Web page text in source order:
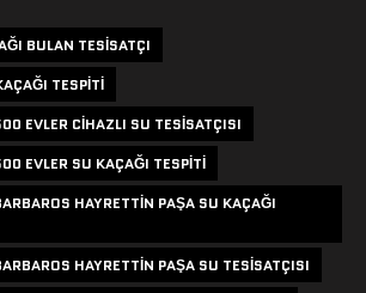
BULAN TESISATÇI
TESPITI
EVLER CIHAZLI SU TESISATÇISI
EVLER SU KAÇAĞI TESPITI
HAYRETTIN PAŞA SU KAÇAĞI
HAYRETTIN PAŞA SU TESISATÇISI